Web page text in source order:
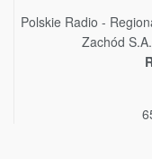
Polskie Radio -
Zachód